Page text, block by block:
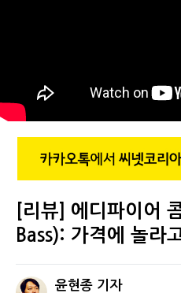
[리뷰] 에디파이어
Bass): 가격에 놀라
윤현종 기자